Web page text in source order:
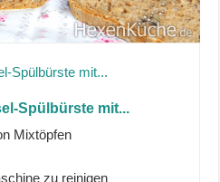
Spülbürste mit...
Mixtöpfen
zu reinigen